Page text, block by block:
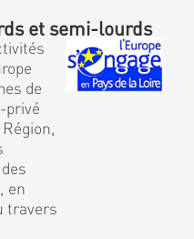
et semi-lourds
de
privé
en
travers